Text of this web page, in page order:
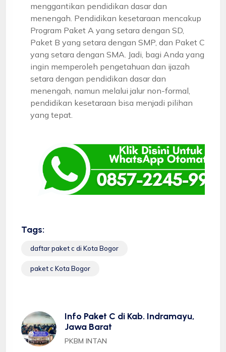
menggantikan pendidikan dasar dan
menengah. Pendidikan kesetaraan mencakup
Program Paket A yang setara dengan SD,
Paket B yang setara dengan SMP, dan Paket C
yang setara dengan SMA. Jadi, bagi Anda yang
ingin memperoleh pengetahuan dan ijazah
setara dengan pendidikan dasar dan
menengah, namun melalui jalur non-formal,
pendidikan kesetaraan bisa menjadi pilihan
yang tepat.
Tags:
daftar paket c di Kota Bogor
paket c Kota Bogor
Info Paket C di Kab. Indramayu,
Jawa Barat
PKBM INTAN